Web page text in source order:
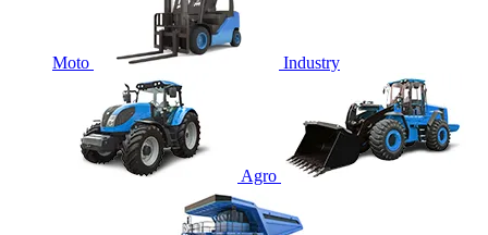
Moto Industry
Agro